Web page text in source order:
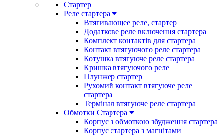
Стартер
Реле стартера
Втягивающее реле, стартер
Додаткове реле включення стартера
Комплект контактів для стартера
Контакт втягуючого реле стартера
Котушка втягуюче реле стартера
Кришка втягуючого реле
Плунжер стартер
Рухомий контакт втягуюче реле
стартера
Термінал втягуюче реле стартера
Обмотки Стартера
Корпус з обмоткою збудження стартера
Корпус стартера з магнітами